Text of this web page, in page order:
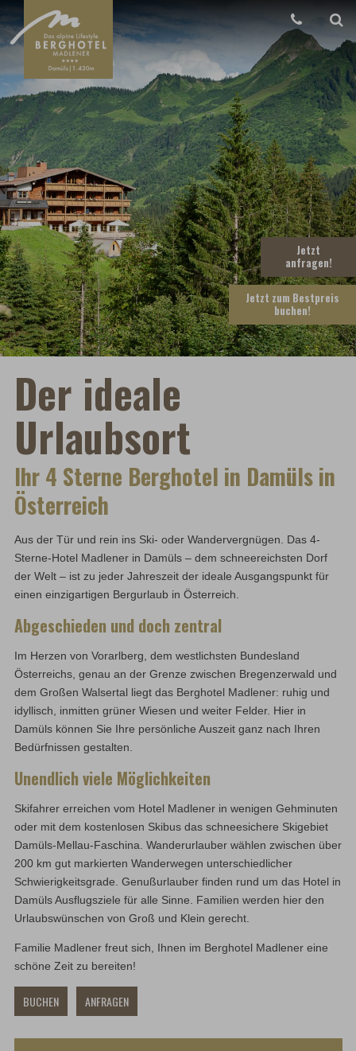
Jetzt zum Bestpreis
buchen!
Jetzt
anfragen!
Der ideale
Urlaubsort
Ihr 4 Sterne Berghotel in Damüls in
Österreich
Aus der Tür und rein ins Ski- oder Wandervergnügen. Das 4-
Sterne-Hotel Madlener in Damüls – dem schneereichsten Dorf
der Welt – ist zu jeder Jahreszeit der ideale Ausgangspunkt für
einen einzigartigen Bergurlaub in Österreich.
Abgeschieden und doch zentral
Im Herzen von Vorarlberg, dem westlichsten Bundesland
Österreichs, genau an der Grenze zwischen Bregenzerwald und
dem Großen Walsertal liegt das Berghotel Madlener: ruhig und
idyllisch, inmitten grüner Wiesen und weiter Felder. Hier in
Damüls können Sie Ihre persönliche Auszeit ganz nach Ihren
Bedürfnissen gestalten.
Unendlich viele Möglichkeiten
Skifahrer erreichen vom Hotel Madlener in wenigen Gehminuten
oder mit dem kostenlosen Skibus das schneesichere Skigebiet
Damüls-Mellau-Faschina. Wanderurlauber wählen zwischen über
200 km gut markierten Wanderwegen unterschiedlicher
Schwierigkeitsgrade. Genußurlauber finden rund um das Hotel in
Damüls Ausflugsziele für alle Sinne. Familien werden hier den
Urlaubswünschen von Groß und Klein gerecht.
Familie Madlener freut sich, Ihnen im Berghotel Madlener eine
schöne Zeit zu bereiten!
BUCHEN ANFRAGEN